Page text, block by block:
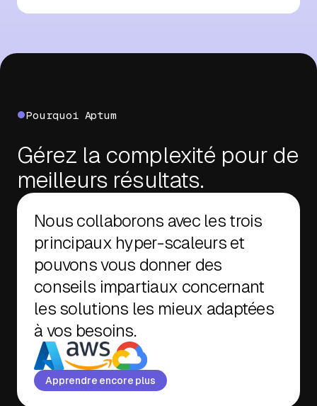
Pourquoi Aptum
Gérez la complexité pour de
meilleurs résultats.
Nous collaborons avec les trois
principaux hyper-scaleurs et
pouvons vous donner des
conseils impartiaux concernant
les solutions les mieux adaptées
à vos besoins.
Apprendre encore plus